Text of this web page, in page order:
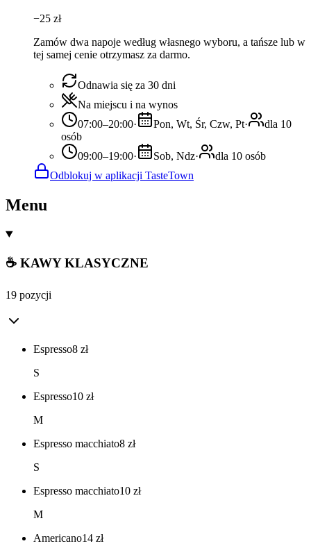
−25 zł
Zamów dwa napoje według własnego wyboru, a tańsze lub w
tej samej cenie otrzymasz za darmo.
Odnawia się za 30 dni
Na miejscu i na wynos
07:00–20:00· Pon, Wt, Śr, Czw, Pt·
dla 10
osób
09:00–19:00· Sob, Ndz·
dla 10 osób
Odblokuj w aplikacji TasteTown
Menu
☕ KAWY KLASYCZNE
19 pozycji
Espresso8 zł
S
Espresso10 zł
M
Espresso macchiato8 zł
S
Espresso macchiato10 zł
M
Americano14 zł